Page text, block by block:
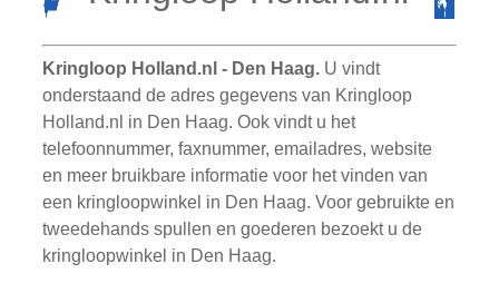
Kringloop Holland.nl - Den Haag. U vindt
onderstaand de adres gegevens van Kringloop
Holland.nl in Den Haag. Ook vindt u het
telefoonnummer, faxnummer, emailadres, website
en meer bruikbare informatie voor het vinden van
een kringloopwinkel in Den Haag. Voor gebruikte en
tweedehands spullen en goederen bezoekt u de
kringloopwinkel in Den Haag.